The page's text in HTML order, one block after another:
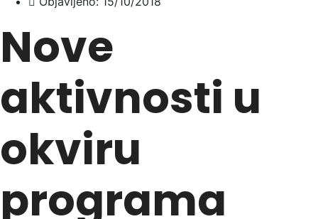
Nove
aktivnosti u
okviru
programa